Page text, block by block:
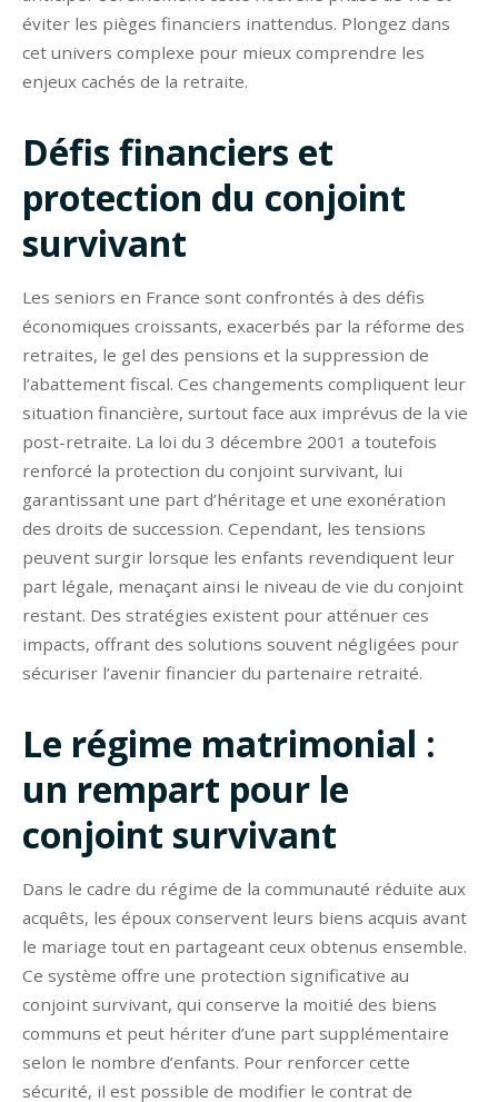
éviter les pièges financiers inattendus. Plongez dans
cet univers complexe pour mieux comprendre les
enjeux cachés de la retraite.
Défis financiers et
protection du conjoint
survivant
Les seniors en France sont confrontés à des défis
économiques croissants, exacerbés par la réforme des
retraites, le gel des pensions et la suppression de
l’abattement fiscal. Ces changements compliquent leur
situation financière, surtout face aux imprévus de la vie
post-retraite. La loi du 3 décembre 2001 a toutefois
renforcé la protection du conjoint survivant, lui
garantissant une part d’héritage et une exonération
des droits de succession. Cependant, les tensions
peuvent surgir lorsque les enfants revendiquent leur
part légale, menaçant ainsi le niveau de vie du conjoint
restant. Des stratégies existent pour atténuer ces
impacts, offrant des solutions souvent négligées pour
sécuriser l’avenir financier du partenaire retraité.
Le régime matrimonial :
un rempart pour le
conjoint survivant
Dans le cadre du régime de la communauté réduite aux
acquêts, les époux conservent leurs biens acquis avant
le mariage tout en partageant ceux obtenus ensemble.
Ce système offre une protection significative au
conjoint survivant, qui conserve la moitié des biens
communs et peut hériter d’une part supplémentaire
selon le nombre d’enfants. Pour renforcer cette
sécurité, il est possible de modifier le contrat de